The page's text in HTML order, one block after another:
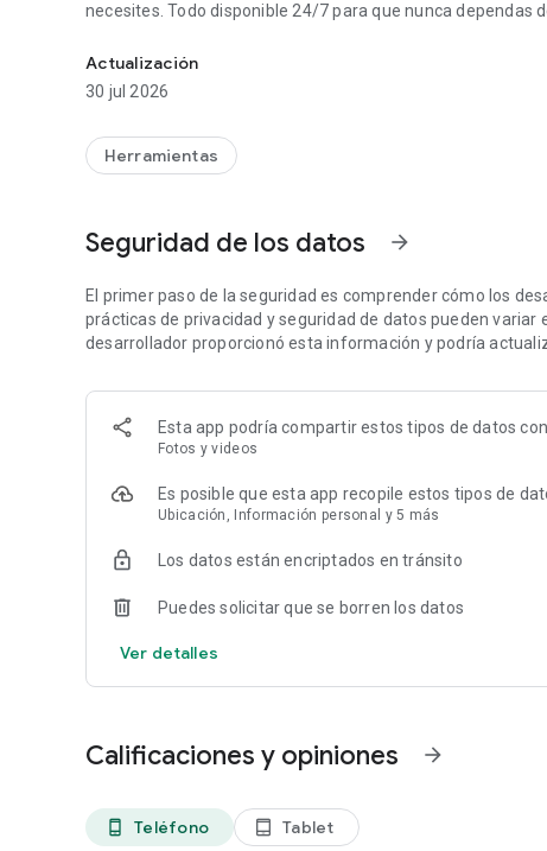
necesites. Todo disponible 24/7 para que nunca dependas
con ofertas pensadas para ti.
• Cupones: accede a beneficios y descuentos especiales
• Comercios: descubre opciones de comida, transporte,
• Entretenimiento: accede a contenido exclusivo para
compartir con tu familia.
Comprar tecnología y otros productos en cuestión de
Recargar tu línea móvil y adquirir paquetes para estar
Consultar tus saldos y consumos cuando lo necesites.
Mi Claro es un mundo de posibilidades al alcance de tu
que aproveches tu tiempo en lo que realmente importa.
Actualización
30 jul 2026
Herramientas
Seguridad de los datos arrow_forward
El primer paso de la seguridad es comprender cómo los
prácticas de privacidad y seguridad de datos pueden variar
desarrollador proporcionó esta información y podría
Esta app podría compartir estos tipos de datos
Fotos y videos
Es posible que esta app recopile estos tipos de
Ubicación, Información personal y 5 más
Los datos están encriptados en tránsito
Puedes solicitar que se borren los datos
Ver detalles
Calificaciones y opiniones arrow_forward
phone_android Teléfono tablet_android Tablet